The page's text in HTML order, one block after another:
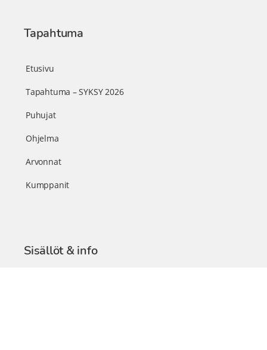
Tapahtuma
Etusivu
Tapahtuma – SYKSY 2026
Puhujat
Ohjelma
Arvonnat
Kumppanit
Sisällöt & info